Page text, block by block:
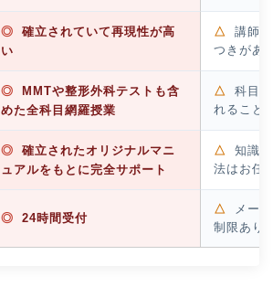
◎
確立されていて再現性が高
い
△
講師
つきがあ
◎
MMTや整形外科テストも含
めた全科目網羅授業
△
科目
れること
◎
確立されたオリジナルマニ
ュアルをもとに完全サポート
△
知識
法はお任
◎ 24時間受付
△
メー
制限あり